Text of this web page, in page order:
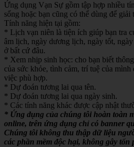
Ứng dụng Vạn Sự gồm tập hợp nhiều
sống hoặc bạn cũng có thể dùng để giải
Tính năng hiện tại gồm:
* Lịch vạn niên là tiện ích giúp bạn tra
âm lịch, ngày dương lịch, ngày tốt,
ở bất cứ đâu.
* Xem nhịp sinh học: cho bạn biết
của sức khỏe, tình cảm, trí tuệ của mình
việc phù hợp.
* Dự đoán tương lai qua tên.
* Dự đoán tương lai qua ngày sinh.
* Các tính năng khác được cập nhật
* Ứng dụng của chúng tôi hoàn toàn
online, trên ứng dụng chỉ có banner
Chúng tôi không thu thập dữ liệu
các phần mềm độc hại, không gây tốn